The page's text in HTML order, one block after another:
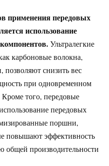
применения передовых
использование
Ультралегкие
карбоновые волокна,
снизить вес
при одновременном
того, передовые
передовых
поршни,
повышают эффективность
общей производительности